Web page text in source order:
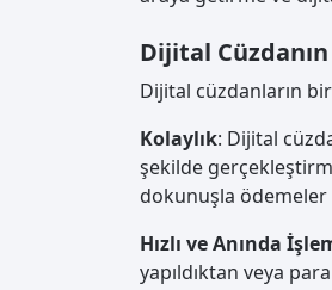
Dijital
Dijital cüzdanların
Kolaylık: Dijital
şekilde
dokunuşla ödemeler
Hızlı ve Anında
yapıldıktan veya